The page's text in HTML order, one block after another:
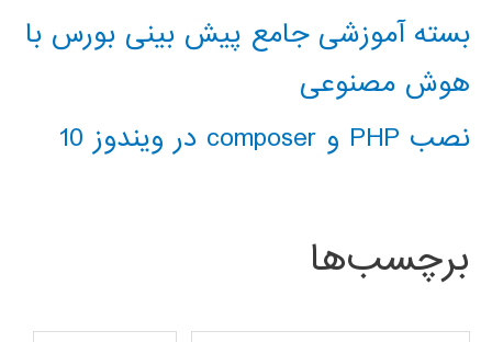
بسته آموزشی جامع پیش بینی بورس با
هوش مصنوعی
نصب PHP و composer در ویندوز 10
برچسب‌ها